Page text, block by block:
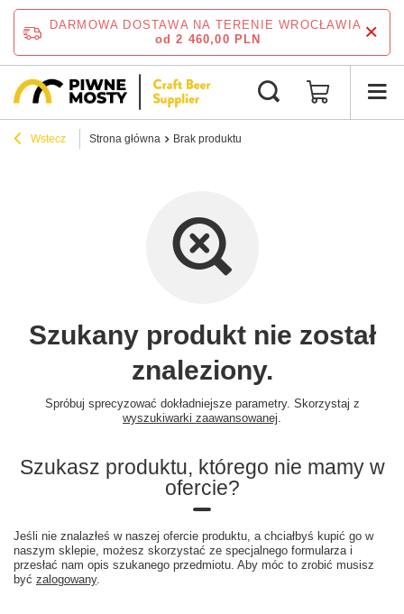
DARMOWA DOSTAWA NA TERENIE WROCŁAWIA
od 2 460,00 PLN
Wstecz Strona główna Brak produktu
Szukany produkt nie został
znaleziony.
Spróbuj sprecyzować dokładniejsze parametry. Skorzystaj z
wyszukiwarki zaawansowanej
Szukasz produktu, którego nie mamy w
ofercie?
Jeśli nie znalazłeś w naszej ofercie produktu, a chciałbyś kupić go w
naszym sklepie, możesz skorzystać ze specjalnego formularza i
przesłać nam opis szukanego przedmiotu. Aby móc to zrobić musisz
być zalogowany.